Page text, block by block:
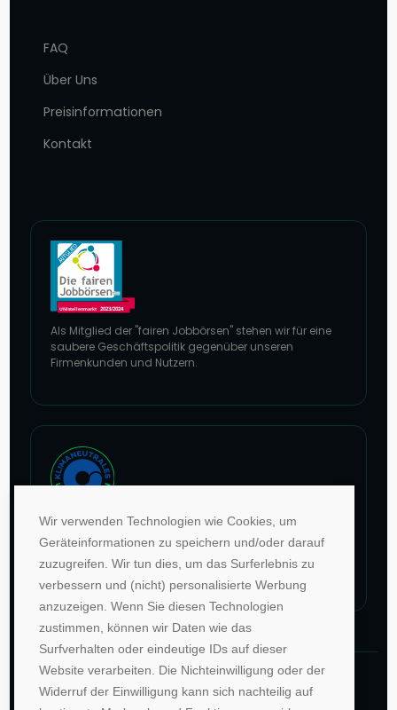
Wir verwenden Technologien wie Cookies, um
Geräteinformationen zu speichern und/oder darauf
zuzugreifen. Wir tun dies, um das Surferlebnis zu
verbessern und (nicht) personalisierte Werbung
anzuzeigen. Wenn Sie diesen Technologien
zustimmen, können wir Daten wie das
Surfverhalten oder eindeutige IDs auf dieser
Website verarbeiten. Die Nichteinwilligung oder der
Widerruf der Einwilligung kann sich nachteilig auf
FAQ
Über Uns
Preisinformationen
Kontakt
Als Mitglied der "fairen Jobbörsen" stehen wir für eine
saubere Geschäftspolitik gegenüber unseren
Firmenkunden und Nutzern.
Im Rahmen unseres Engagements in der Allianz für
Klima und Entwicklung gleichen wir unsere CO2-
Emissionen durch weltweite Projekte aus.
Zur Website von Climate Extender: Klimaneutrales Unternehmen
©1996-2026 Deutsche Hochschulwerbung und -
vertriebs GmbH. Alle Rechte vorbehalten.